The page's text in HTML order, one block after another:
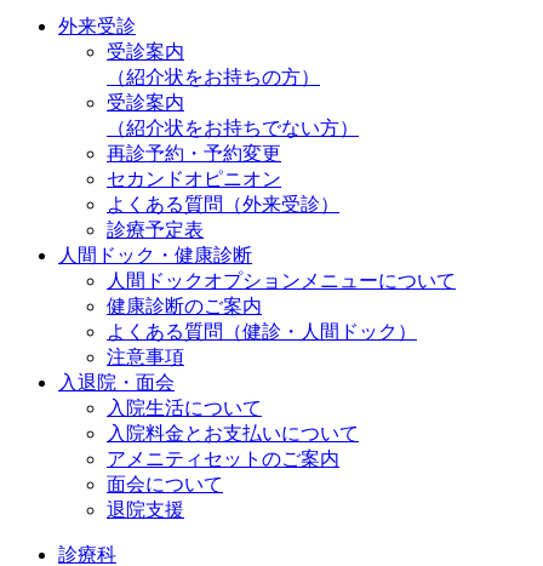
外来受診
受診案内
（紹介状をお持ちの方）
受診案内
（紹介状をお持ちでない方）
再診予約・予約変更
セカンドオピニオン
よくある質問（外来受診）
診療予定表
人間ドック・健康診断
人間ドックオプションメニューについて
健康診断のご案内
よくある質問（健診・人間ドック）
注意事項
入退院・面会
入院生活について
入院料金とお支払いについて
アメニティセットのご案内
面会について
退院支援
診療科